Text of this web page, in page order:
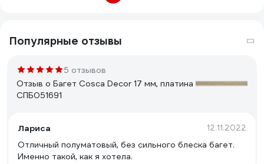
Популярные отзывы
5 отзывов
Отзыв о Багет Cosca Decor 17 мм, платина
СПБ051691
Лариса 12.11.2022
Отличный полуматовый, без сильного блеска багет.
Именно такой, как я хотела.